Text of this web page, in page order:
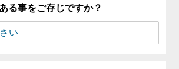
る事をご存じですか？